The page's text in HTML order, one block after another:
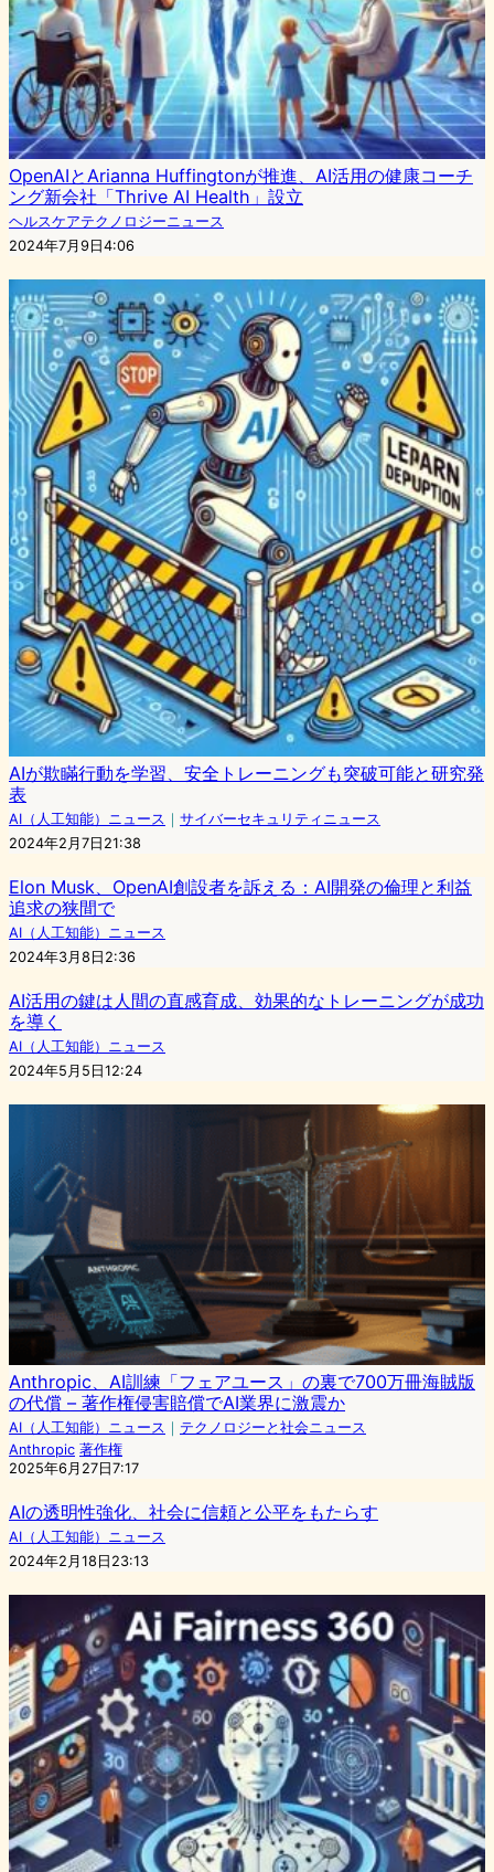
OpenAIとArianna Huffingtonが推進、AI活用の健康コーチ
ング新会社「Thrive AI Health」設立
ヘルスケアテクノロジーニュース
2024年7月9日4:06
AIが欺瞞行動を学習、安全トレーニングも突破可能と研究発
表
AI（人工知能）ニュース ｜ サイバーセキュリティニュース
2024年2月7日21:38
Elon Musk、OpenAI創設者を訴える：AI開発の倫理と利益
追求の狭間で
AI（人工知能）ニュース
2024年3月8日2:36
AI活用の鍵は人間の直感育成、効果的なトレーニングが成功
を導く
AI（人工知能）ニュース
2024年5月5日12:24
Anthropic、AI訓練「フェアユース」の裏で700万冊海賊版
の代償 – 著作権侵害賠償でAI業界に激震か
AI（人工知能）ニュース ｜ テクノロジーと社会ニュース
Anthropic 著作権
2025年6月27日7:17
AIの透明性強化、社会に信頼と公平をもたらす
AI（人工知能）ニュース
2024年2月18日23:13